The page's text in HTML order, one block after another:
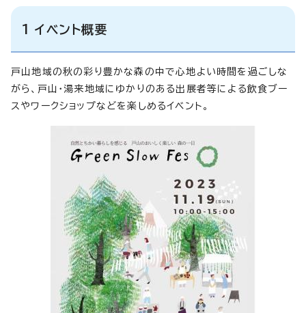
1 イベント概要
戸山地域の秋の彩り豊かな森の中で心地よい時間を過ごしな
がら、戸山・湯来地域にゆかりのある出展者等による飲食ブー
スやワークショップなどを楽しめるイベント。